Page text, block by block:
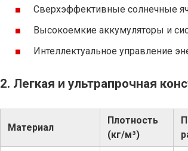
Сверхэффективные солнечные
Высокоемкие аккумуляторы и
Интеллектуальное управление
2. Легкая и ультрапрочная
Материал
Плотность
(кг/м³)